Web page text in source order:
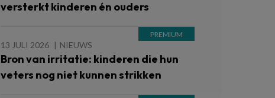
versterkt kinderen én ouders
13 JULI 2026 NIEUWS
Bron van irritatie: kinderen die hun
veters nog niet kunnen strikken